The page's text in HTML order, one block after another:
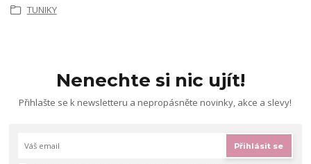
TUNIKY
Nenechte si nic ujít!
Přihlašte se k newsletteru a nepropásněte novinky, akce a slevy!
Přihlásit se